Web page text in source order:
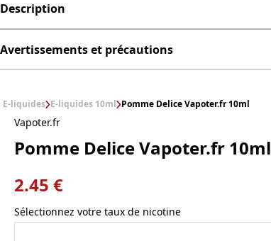
Description
Avertissements et précautions
E-liquides E-liquides 10ml Pomme Delice Vapoter.fr 10ml
Vapoter.fr
Pomme Delice Vapoter.fr 10ml
2.45 €
Sélectionnez votre taux de nicotine